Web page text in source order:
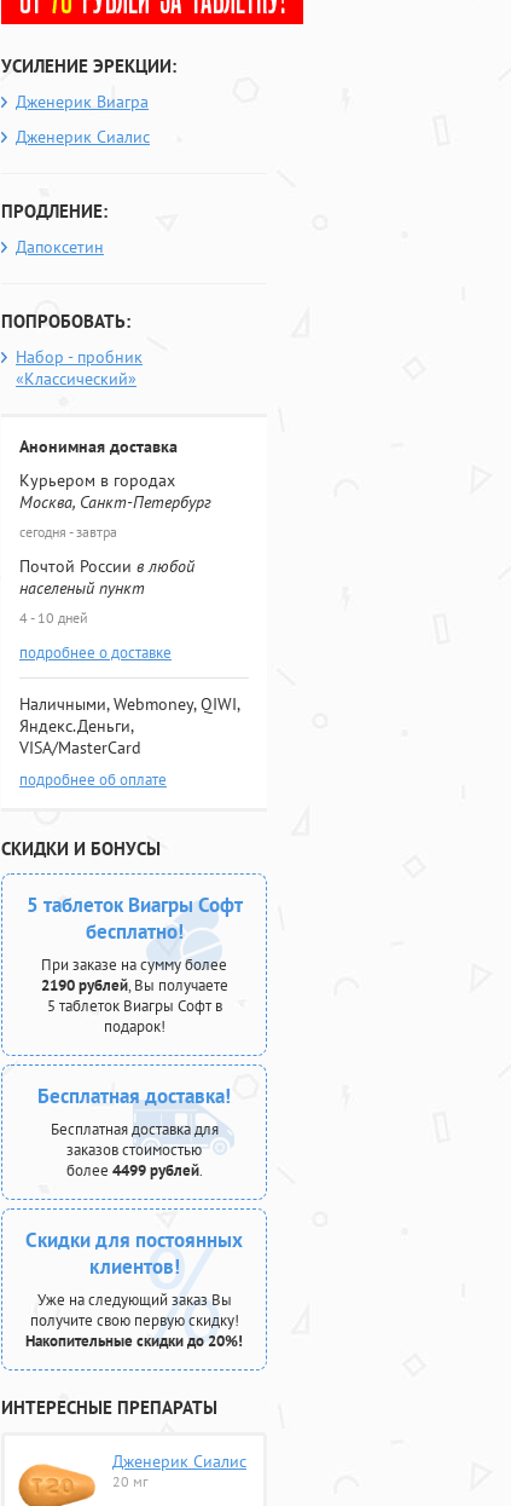
УСИЛЕНИЕ ЭРЕКЦИИ:
Дженерик Виагра
Дженерик Сиалис
ПРОДЛЕНИЕ:
Дапоксетин
ПОПРОБОВАТЬ:
Набор - пробник
«Классический»
Анонимная доставка
Курьером в городах
Москва, Санкт-Петербург
сегодня - завтра
Почтой России в любой
населеный пункт
4 - 10 дней
подробнее о доставке
Наличными, Webmoney, QIWI,
Яндекс.Деньги,
VISA/MasterCard
подробнее об оплате
СКИДКИ И БОНУСЫ
5 таблеток Виагры Софт
бесплатно!
При заказе на сумму более
2190 рублей, Вы получаете
5 таблеток Виагры Софт в
подарок!
Бесплатная доставка!
Бесплатная доставка для
заказов стоимостью
более 4499 рублей.
Скидки для постоянных
клиентов!
Уже на следующий заказ Вы
получите свою первую скидку!
Накопительные скидки до 20%!
ИНТЕРЕСНЫЕ ПРЕПАРАТЫ
Дженерик Сиалис
20 мг